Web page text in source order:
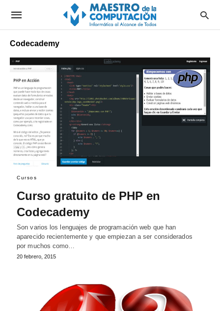
Codecademy
Cursos
Curso gratuito de PHP en
Codecademy
Son varios los lenguajes de programación web que han
aparecido recientemente y que empiezan a ser considerados
por muchos como…
20 febrero, 2015